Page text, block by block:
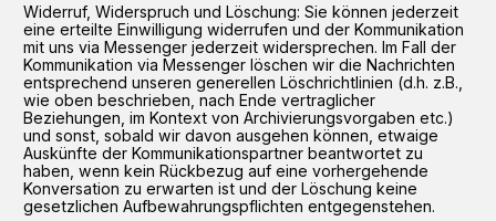
Widerruf, Widerspruch und Löschung: Sie können jederzeit
eine erteilte Einwilligung widerrufen und der Kommunikation
mit uns via Messenger jederzeit widersprechen. Im Fall der
Kommunikation via Messenger löschen wir die Nachrichten
entsprechend unseren generellen Löschrichtlinien (d.h. z.B.,
wie oben beschrieben, nach Ende vertraglicher
Beziehungen, im Kontext von Archivierungsvorgaben etc.)
und sonst, sobald wir davon ausgehen können, etwaige
Auskünfte der Kommunikationspartner beantwortet zu
haben, wenn kein Rückbezug auf eine vorhergehende
Konversation zu erwarten ist und der Löschung keine
gesetzlichen Aufbewahrungspflichten entgegenstehen.